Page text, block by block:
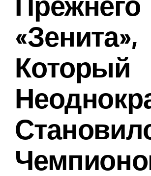
«Зенита»,
Который